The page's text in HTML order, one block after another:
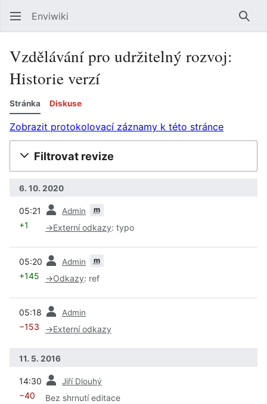
Enviwiki
Vzdělávání pro udržitelný rozvoj:
Historie verzí
Stránka Diskuse
Zobrazit protokolovací záznamy k této stránce
Filtrovat revize
6. 10. 2020
05:21 Admin m
+1 →Externí odkazy: typo
05:20 Admin m
+145 →Odkazy: ref
05:18 Admin
−153 →Externí odkazy
11. 5. 2016
14:30 Jiří Dlouhý
−40 Bez shrnutí editace